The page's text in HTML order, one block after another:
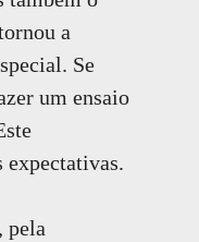
a
Se
um ensaio
pela